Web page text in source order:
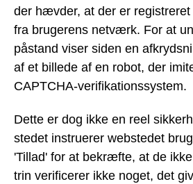
der hævder, at der er
fra brugerens netværk. For at
påstand viser siden en
af et billede af en robot, der
CAPTCHA-verifikationssystem.
Dette er dog ikke en reel
stedet instruerer webstedet
'Tillad' for at bekræfte, at de
trin verificerer ikke noget, det